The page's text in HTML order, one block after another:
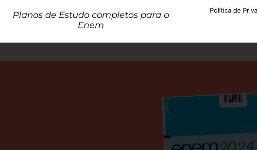
resumo e simulado de Filosofia
Filosofia: resumo e simulado
Planos de Estudo completos para o
Enem
Política de